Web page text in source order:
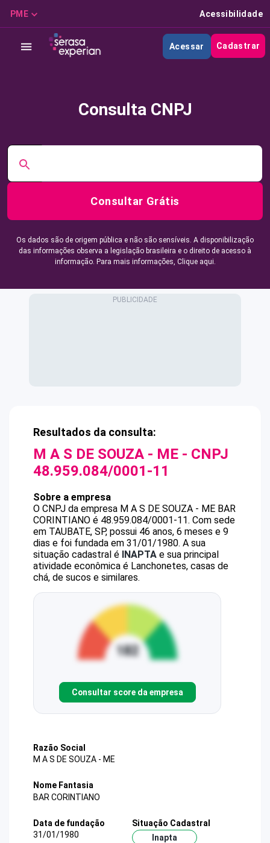
PME Acessibilidade
Acessar Cadastrar
Consulta CNPJ
Consultar Grátis
Os dados são de origem pública e não são sensíveis. A disponibilização
das informações observa a legislação brasileira e o direito de acesso à
informação. Para mais informações, Clique aqui.
Resultados da consulta:
M A S DE SOUZA - ME - CNPJ
48.959.084/0001-11
Sobre a empresa
O CNPJ da empresa M A S DE SOUZA - ME BAR
CORINTIANO é 48.959.084/0001-11. Com sede
em TAUBATE, SP, possui 46 anos, 6 meses e 9
dias e foi fundada em 31/01/1980. A sua
situação cadastral é INAPTA e sua principal
atividade econômica é Lanchonetes, casas de
chá, de sucos e similares.
Consultar score da empresa
Razão Social
M A S DE SOUZA - ME
Nome Fantasia
BAR CORINTIANO
Data de fundação
31/01/1980
Situação Cadastral
Inapta